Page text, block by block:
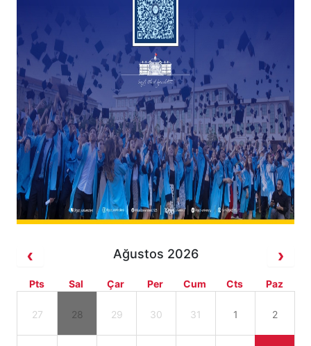
Ağustos 2026
Pts Sal Çar Per Cum Cts Paz
27 28 29 30 31 1 2